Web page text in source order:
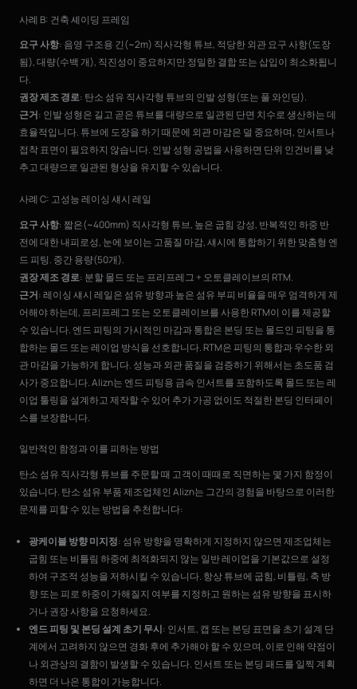
사례 B: 건축 셰이딩 프레임
요구 사항: 음영 구조용 긴(~2m) 직사각형 튜브, 적당한 외관 요구 사항(도장
됨), 대량(수백 개), 직진성이 중요하지만 정밀한 결합 또는 삽입이 최소화됩니
다.
권장 제조 경로: 탄소 섬유 직사각형 튜브의 인발 성형(또는 풀 와인딩).
근거: 인발 성형은 길고 곧은 튜브를 대량으로 일관된 단면 치수로 생산하는 데
효율적입니다. 튜브에 도장을 하기 때문에 외관 마감은 덜 중요하며, 인서트나
접착 표면이 필요하지 않습니다. 인발 성형 공법을 사용하면 단위 인건비를 낮
추고 대량으로 일관된 형상을 유지할 수 있습니다.
사례 C: 고성능 레이싱 섀시 레일
요구 사항: 짧은(~400mm) 직사각형 튜브, 높은 굽힘 강성, 반복적인 하중 반
전에 대한 내피로성, 눈에 보이는 고품질 마감, 섀시에 통합하기 위한 맞춤형 엔
드 피팅. 중간 용량(50개).
권장 제조 경로: 분할 몰드 또는 프리프레그 + 오토클레이브의 RTM.
근거: 레이싱 섀시 레일은 섬유 방향과 높은 섬유 부피 비율을 매우 엄격하게 제
어해야 하는데, 프리프레그 또는 오토클레이브를 사용한 RTM이 이를 제공할
수 있습니다. 엔드 피팅의 가시적인 마감과 통합은 본딩 또는 몰드인 피팅을 통
합하는 몰드 또는 레이업 방식을 선호합니다. RTM은 피팅의 통합과 우수한 외
관 마감을 가능하게 합니다. 성능과 외관 품질을 검증하기 위해서는 초도품 검
사가 중요합니다. Alizn는 엔드 피팅용 금속 인서트를 포함하도록 몰드 또는 레
이업 툴링을 설계하고 제작할 수 있어 추가 가공 없이도 적절한 본딩 인터페이
스를 보장합니다.
일반적인 함정과 이를 피하는 방법
탄소 섬유 직사각형 튜브를 주문할 때 고객이 때때로 직면하는 몇 가지 함정이
있습니다. 탄소 섬유 부품 제조업체인 Alizn는 그간의 경험을 바탕으로 이러한
문제를 피할 수 있는 방법을 추천합니다:
광케이블 방향 미지정: 섬유 방향을 명확하게 지정하지 않으면 제조업체는
굽힘 또는 비틀림 하중에 최적화되지 않는 일반 레이업을 기본값으로 설정
하여 구조적 성능을 저하시킬 수 있습니다. 항상 튜브에 굽힘, 비틀림, 축 방
향 또는 피로 하중이 가해질지 여부를 지정하고 원하는 섬유 방향을 표시하
거나 권장 사항을 요청하세요.
엔드 피팅 및 본딩 설계 초기 무시: 인서트, 캡 또는 본딩 표면을 초기 설계 단
계에서 고려하지 않으면 경화 후에 추가해야 할 수 있으며, 이로 인해 약점이
나 외관상의 결함이 발생할 수 있습니다. 인서트 또는 본딩 패드를 일찍 계획
하면 더 나은 통합이 가능합니다.